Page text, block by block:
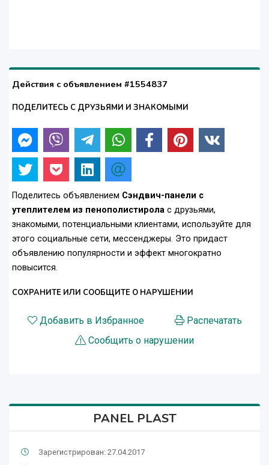
Действия с объявлением #1554837
ПОДЕЛИТЕСЬ С ДРУЗЬЯМИ И ЗНАКОМЫМИ
Поделитесь объявлением Сэндвич-панели с
утеплителем из пенополистирола с друзьями,
знакомыми, потенциальными клиентами, используйте для
этого социальные сети, мессенджеры. Это придаст
объявлению популярности и эффект многократно
повысится.
СОХРАНИТЕ ИЛИ СООБЩИТЕ О НАРУШЕНИИ
Добавить в Избранное
Распечатать
Сообщить о нарушении
PANEL PLAST
Зарегистрирован: 27.04.2017